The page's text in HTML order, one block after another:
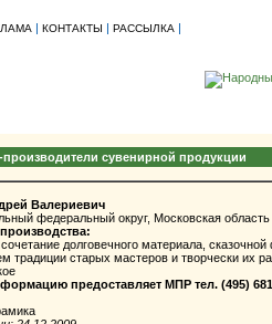
| КОНТАКТЫ | РАССЫЛКА |
сувенирной продукции
Валериевич
федеральный округ, Московская область
долговечного материала,
традиции старых мастеров и творчески их
предоставляет МПР тел. (495)